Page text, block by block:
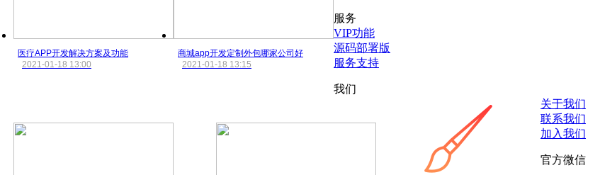
医疗APP开发解决方案及功能
2021-01-18 13:00
商城app开发定制外包哪家公司好
2021-01-18 13:15
服务
VIP功能
源码部署版
服务支持
我们
关于我们
联系我们
加入我们
官方微信